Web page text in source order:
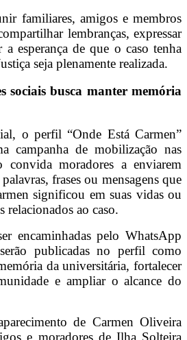
familiares, amigos e membros
lembranças, expressar
a esperança de que o caso tenha
seja plenamente realizada.
sociais busca manter memória
o perfil “Onde Está Carmen”
campanha de mobilização nas
convida moradores a enviarem
frases ou mensagens que
significou em suas vidas ou
relacionados ao caso.
encaminhadas pelo WhatsApp
publicadas no perfil como
da universitária, fortalecer
e ampliar o alcance do
de Carmen Oliveira
e moradores de Ilha Solteira